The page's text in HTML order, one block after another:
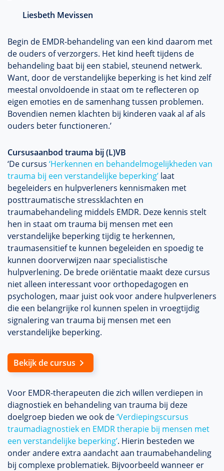
Liesbeth Mevissen
Begin de EMDR-behandeling van een kind daarom met
de ouders of verzorgers. Het kind heeft tijdens de
behandeling baat bij een stabiel, steunend netwerk.
Want, door de verstandelijke beperking is het kind zelf
meestal onvoldoende in staat om te reflecteren op
eigen emoties en de samenhang tussen problemen.
Bovendien nemen klachten bij kinderen vaak al af als
ouders beter functioneren.’
Cursusaanbod trauma bij (L)VB
‘De cursus ‘Herkennen en behandelmogelijkheden van
trauma bij een verstandelijke beperking’ laat
begeleiders en hulpverleners kennismaken met
posttraumatische stressklachten en
traumabehandeling middels EMDR. Deze kennis stelt
hen in staat om trauma bij mensen met een
verstandelijke beperking tijdig te herkennen,
traumasensitief te kunnen begeleiden en spoedig te
kunnen doorverwijzen naar specialistische
hulpverlening. De brede oriëntatie maakt deze cursus
niet alleen interessant voor orthopedagogen en
psychologen, maar juist ook voor andere hulpverleners
die een belangrijke rol kunnen spelen in vroegtijdig
signalering van trauma bij mensen met een
verstandelijke beperking.
Bekijk de cursus
Voor EMDR-therapeuten die zich willen verdiepen in
diagnostiek en behandeling van trauma bij deze
doelgroep bieden we ook de‘Verdiepingscursus
traumadiagnostiek en EMDR therapie bij mensen met
een verstandelijke beperking’. Hierin besteden we
onder andere extra aandacht aan traumabehandeling
bij complexe problematiek. Bijvoorbeeld wanneer er